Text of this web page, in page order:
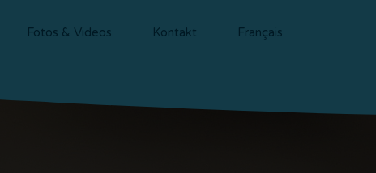
Fotos & Videos Kontakt Français